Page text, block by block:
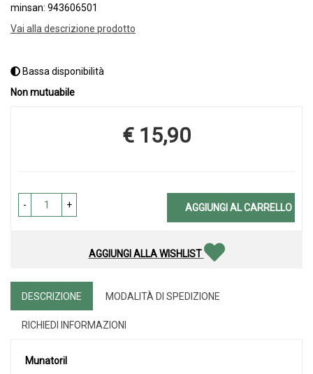
minsan: 943606501
Vai alla descrizione prodotto
Bassa disponibilità
Non mutuabile
Prezzo
€ 15,90
- + AGGIUNGI AL CARRELLO
AGGIUNGI ALLA WISHLIST
DESCRIZIONE MODALITÀ DI SPEDIZIONE
RICHIEDI INFORMAZIONI
Munatoril